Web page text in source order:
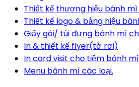
Thiết kế thương hiệu bánh
Thiết kế logo & bảng hiệu
Giấy gói/ túi đựng bánh mì
In & thiết kế flyer(tờ rơi)
In card visit cho tiệm bánh mì
Menu bánh mì các loại.